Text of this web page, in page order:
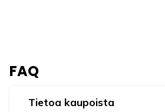
FAQ
Tietoa kaupoista